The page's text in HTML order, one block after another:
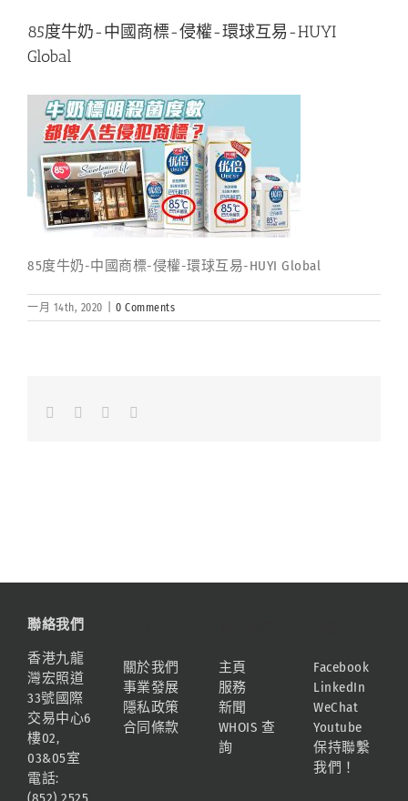
85度牛奶-中國商標-侵權-環球互易-HUYI
Global
85度牛奶-中國商標-侵權-環球互易-HUYI Global
一月 14th, 2020 0 Comments
FacebookLinkedInWhatsapp
聯絡我們
香港九龍
灣宏照道
33號國際
交易中心6
樓02,
03&05室
電話:
關於我們
事業發展
隱私政策
合同條款
主頁
服務
新聞
WHOIS 查
詢
Facebook
LinkedIn
WeChat
Youtube
保持聯繫
我們！